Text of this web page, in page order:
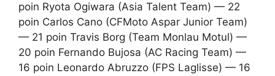
poin Ryota Ogiwara (Asia Talent Team) — 22
poin Carlos Cano (CFMoto Aspar Junior Team)
— 21 poin Travis Borg (Team Monlau Motul) —
20 poin Fernando Bujosa (AC Racing Team) —
16 poin Leonardo Abruzzo (FPS Laglisse) — 16